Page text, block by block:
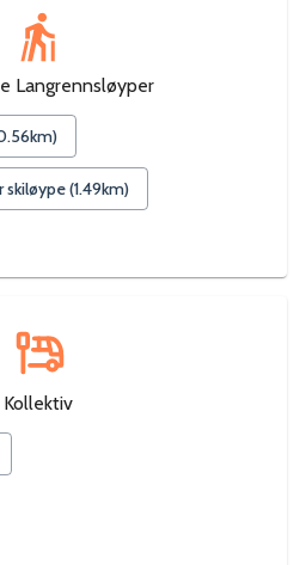
Langrennsløyper
km)
skiløype(1.49km)
Kollektiv